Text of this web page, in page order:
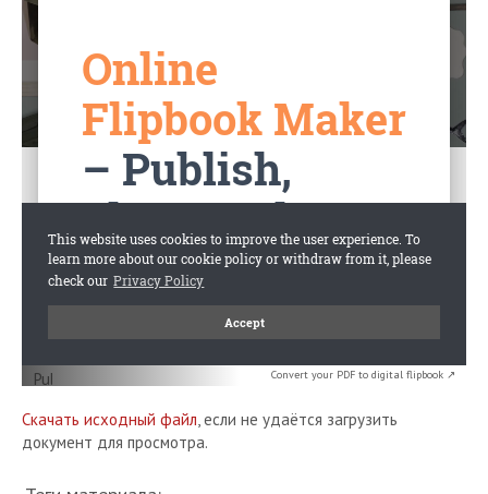
Convert your PDF to digital flipbook ↗
Скачать исходный файл, если не удаётся загрузить
документ для просмотра.